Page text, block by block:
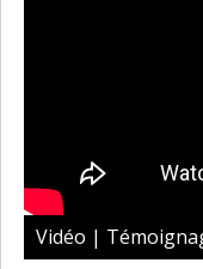
Vidéo |